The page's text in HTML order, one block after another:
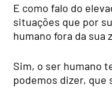
E como falo do
situações que por
humano fora da sua
Sim, o ser humano
podemos dizer, que